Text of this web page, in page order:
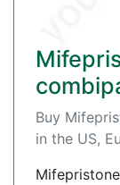
Buy
in the US,